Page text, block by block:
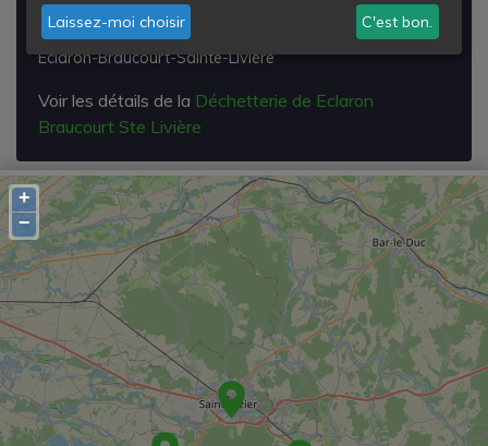
Route de Sainte Livière
52290
Éclaron-Braucourt-Sainte-Livière
Voir les détails de la Déchetterie de Eclaron
Braucourt Ste Livière
+
−
Laissez-moi choisir C'est bon.